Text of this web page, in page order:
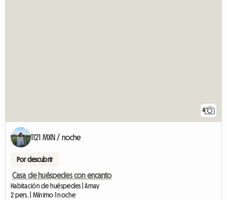
4
1121 MXN / noche
Por descubrir
Casa de huéspedes con encanto
Habitación de huéspedes | Amay
2 pers. | Mínimo 1 noche